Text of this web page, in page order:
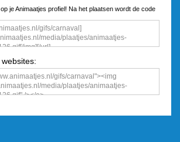
je Animaatjes profiel! Na het plaatsen wordt de code